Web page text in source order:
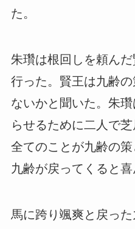
た。
朱瓚は根回しを頼ん
行った。賢王は九齢
ないかと聞いた。朱
らせるために二人で芝
全てのことが九齢の
九齢が戻ってくると喜
馬に跨り颯爽と戻っ